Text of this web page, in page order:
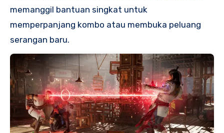
memanggil bantuan singkat untuk
memperpanjang kombo atau membuka peluang
serangan baru.